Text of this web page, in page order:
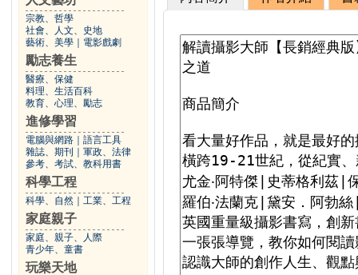
宗教、哲學
社會、人文、史地
藝術、美學
電影戲劇
勵志養生
醫療、保健
料理、生活百科
教育、心理、勵志
進修學習
電腦與網路
語言工具
雜誌、期刊
軍政、法律
參考、考試、教科用書
科學工程
科學、自然 工業、工程
家庭親子
家庭、親子、人際
青少年、童書
玩樂天地